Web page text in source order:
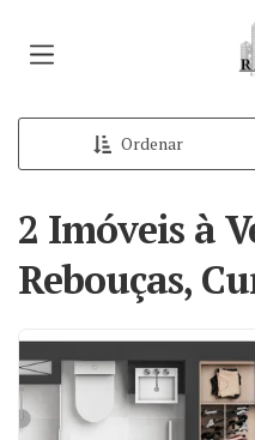
Ordenar
2 Imóveis à
Rebouças,